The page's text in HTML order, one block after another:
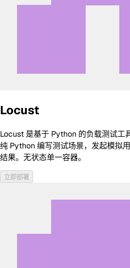
Locust
Locust 是基于 Python 的负载测试工
纯 Python 编写测试场景，发起模拟
结果。无状态单一容器。
立即部署